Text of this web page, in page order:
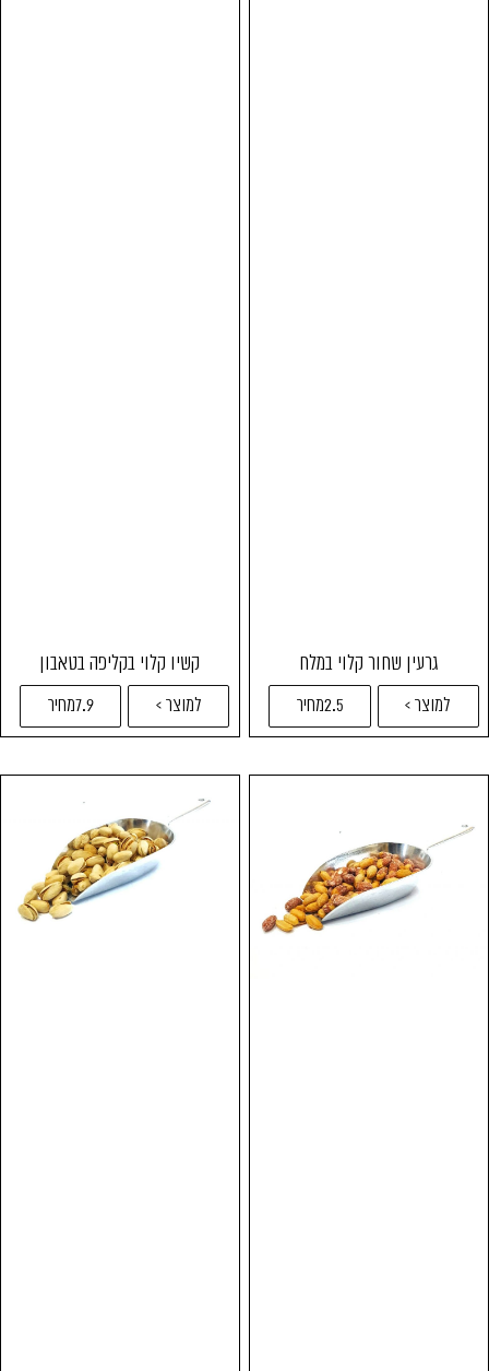
גרעין שחור קלוי במלח
למוצר > 2.5מחיר
קשיו קלוי בקליפה בטאבון
למוצר > 7.9מחיר